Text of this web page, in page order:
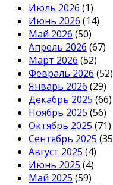
Июль 2026 (1)
Июнь 2026 (14)
Май 2026 (50)
Апрель 2026 (67)
Март 2026 (52)
Февраль 2026 (52)
Январь 2026 (29)
Декабрь 2025 (66)
Ноябрь 2025 (56)
Октябрь 2025 (71)
Сентябрь 2025
Август 2025 (4)
Июнь 2025 (4)
Май 2025 (59)